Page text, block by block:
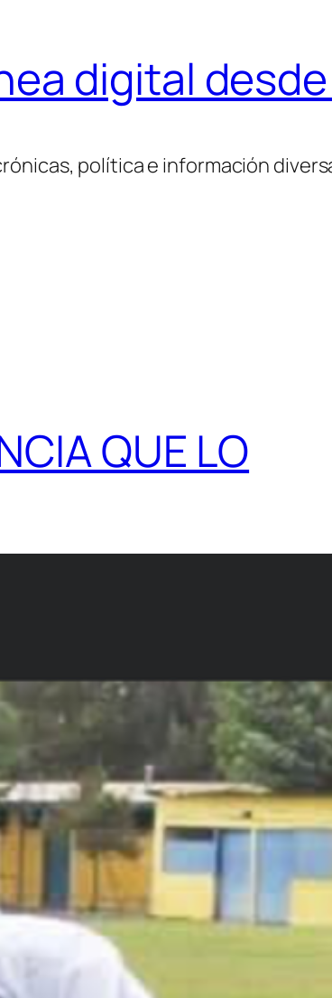
digital
política e información
QUE LO